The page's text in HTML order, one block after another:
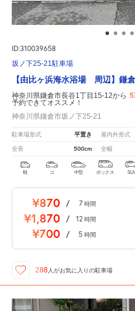
ID:310039658
坂ノ下25-21駐車場
【由比ヶ浜海水浴場 周辺】鎌
神奈川県鎌倉市長谷1丁目15-12から
予約できてオススメ！
神奈川県鎌倉市坂ノ下25-21
駐車場形式 平置き 屋内外形式
全長 500cm 全幅
軽 コ 中型 ボックス
¥870 / 7 時間
¥1,870 / 12 時間
¥700 / 5 時間
288人がお気に入りの駐車場